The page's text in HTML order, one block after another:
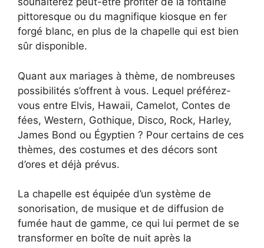
pittoresque ou du magnifique kiosque en fer
forgé blanc, en plus de la chapelle qui est bien
sûr disponible.
Quant aux mariages à thème, de nombreuses
possibilités s’offrent à vous. Lequel préférez-
vous entre Elvis, Hawaii, Camelot, Contes de
fées, Western, Gothique, Disco, Rock, Harley,
James Bond ou Égyptien ? Pour certains de ces
thèmes, des costumes et des décors sont
d’ores et déjà prévus.
La chapelle est équipée d’un système de
sonorisation, de musique et de diffusion de
fumée haut de gamme, ce qui lui permet de se
transformer en boîte de nuit après la